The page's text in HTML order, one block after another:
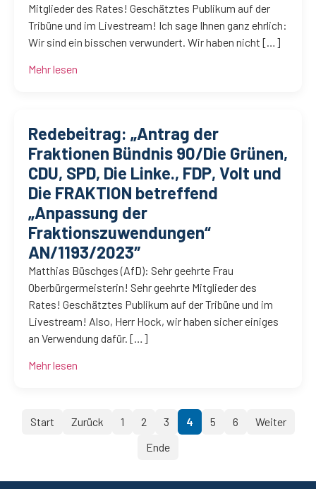
Mitglieder des Rates! Geschätztes Publikum auf der
Tribüne und im Livestream! Ich sage Ihnen ganz ehrlich:
Wir sind ein bisschen verwundert. Wir haben nicht […]
Mehr lesen
Redebeitrag: „Antrag der
Fraktionen Bündnis 90/Die Grünen,
CDU, SPD, Die Linke., FDP, Volt und
Die FRAKTION betreffend
„Anpassung der
Fraktionszuwendungen“
AN/1193/2023″
Matthias Büschges (AfD): Sehr geehrte Frau
Oberbürgermeisterin! Sehr geehrte Mitglieder des
Rates! Geschätztes Publikum auf der Tribüne und im
Livestream! Also, Herr Hock, wir haben sicher einiges
an Verwendung dafür. […]
Mehr lesen
Start Zurück 1 2 3 4 5 6
Weiter
Ende